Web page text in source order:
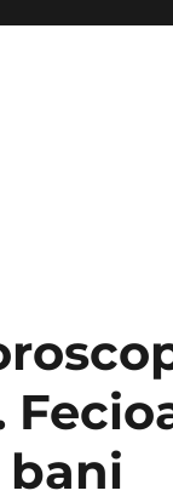
bani